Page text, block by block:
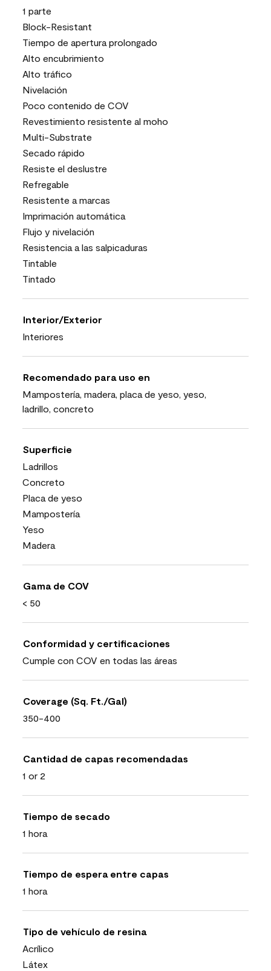
1 parte
Block-Resistant
Tiempo de apertura prolongado
Alto encubrimiento
Alto tráfico
Nivelación
Poco contenido de COV
Revestimiento resistente al moho
Multi-Substrate
Secado rápido
Resiste el deslustre
Refregable
Resistente a marcas
Imprimación automática
Flujo y nivelación
Resistencia a las salpicaduras
Tintable
Tintado
Interior/Exterior
Interiores
Recomendado para uso en
Mampostería, madera, placa de yeso, yeso,
ladrillo, concreto
Superficie
Ladrillos
Concreto
Placa de yeso
Mampostería
Yeso
Madera
Gama de COV
< 50
Conformidad y certificaciones
Cumple con COV en todas las áreas
Coverage (Sq. Ft./Gal)
350-400
Cantidad de capas recomendadas
1 or 2
Tiempo de secado
1 hora
Tiempo de espera entre capas
1 hora
Tipo de vehículo de resina
Acrílico
Látex